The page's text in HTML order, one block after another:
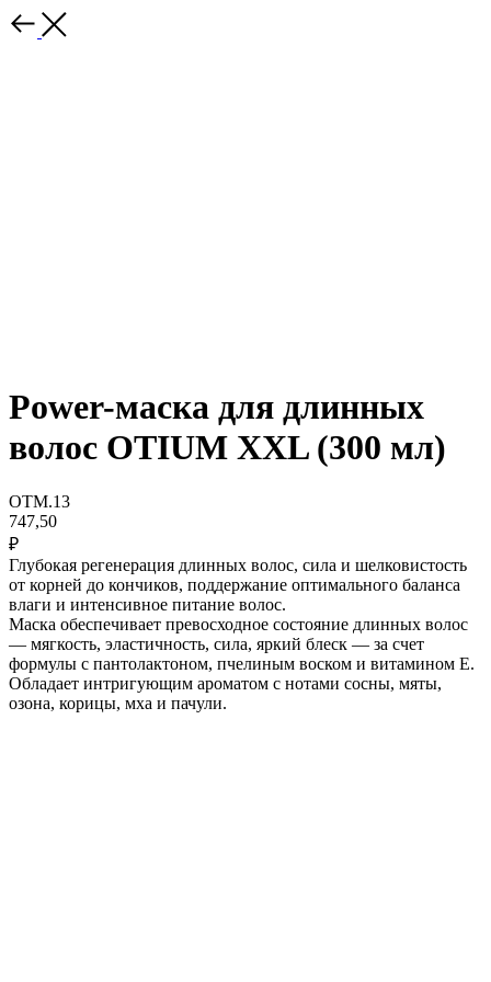
Power-маска для длинных
волос OTIUM XXL (300 мл)
OTM.13
747,50
₽
Глубокая регенерация длинных волос, сила и шелковистость
от корней до кончиков, поддержание оптимального баланса
влаги и интенсивное питание волос.
Маска обеспечивает превосходное состояние длинных волос
— мягкость, эластичность, сила, яркий блеск — за счет
формулы с пантолактоном, пчелиным воском и витамином Е.
Обладает интригующим ароматом с нотами сосны, мяты,
озона, корицы, мха и пачули.